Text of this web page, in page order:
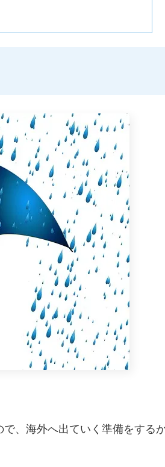
、海外へ出ていく準備をする